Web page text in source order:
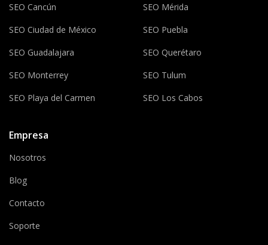
SEO Cancún
SEO Ciudad de México
SEO Guadalajara
SEO Monterrey
SEO Playa del Carmen
SEO Mérida
SEO Puebla
SEO Querétaro
SEO Tulum
SEO Los Cabos
Empresa
Nosotros
Blog
Contacto
Soporte